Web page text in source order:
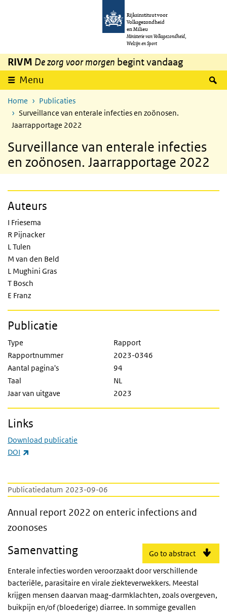
Overslaan en naar de inhoud gaan
Rijksinstituut voor
Volksgezondheid
en Milieu
Ministerie van Volksgezondheid,
Welzijn en Sport
RIVM De zorg voor morgen begint vandaag
Menu
Home
Publicaties
Surveillance van enterale infecties en zoönosen.
Jaarrapportage 2022
Surveillance van enterale infecties
en zoönosen. Jaarrapportage 2022
Publicatiedatum 2023-09-06
Annual report 2022 on enteric infections
Annual report 2022 on enteric infections and
zoonoses
Go to abstract
Samenvatting
Enterale infecties worden veroorzaakt door verschillende
bacteriële, parasitaire en virale ziekteverwekkers. Meestal
krijgen mensen daarvan maag-darmklachten, zoals overgeven,
buikpijn en/of (bloederige) diarree. In sommige gevallen
Auteurs
I Friesema
R Pijnacker
L Tulen
M van den Beld
L Mughini Gras
T Bosch
E Franz
Publicatie
Type
Rapport
Rapportnummer
2023-0346
Aantal pagina's
94
Taal
NL
Jaar van uitgave
2023
Links
Download publicatie
DOI